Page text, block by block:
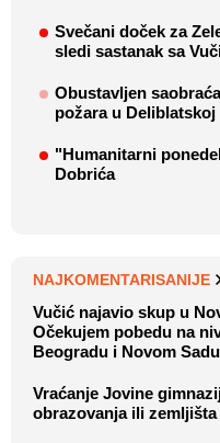
Svečani doček za
sledi sastanak sa
Obustavljen
požara u Deliblatskoj
"Humanitarni
Dobrića
NAJKOMENTARISANIJE
Vučić najavio skup u
Očekujem pobedu na
Beogradu i Novom Sadu
Vraćanje Jovine
obrazovanja ili